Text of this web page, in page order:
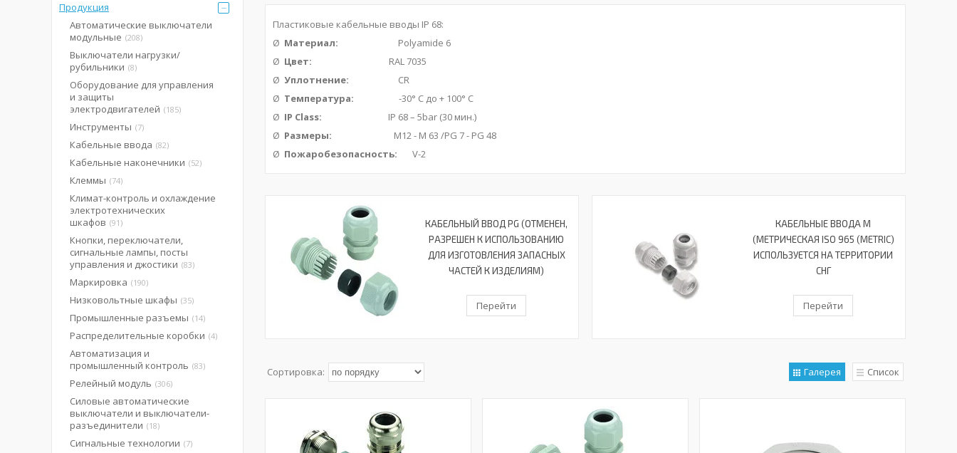
Пластиковые кабельные вводы IP 68:
Ø Материал:
Polyamide 6
Ø Цвет:
RAL 7035
Ø Уплотнение:
CR
Ø Температура:
-30° C до + 100° C
Ø IP Class:
IP 68 – 5bar (30 мин.)
Ø Размеры:
M12 - M 63 /PG 7 - PG 48
Ø Пожаробезопасность: V-2
КАБЕЛЬНЫЙ ВВОД PG (ОТМЕНЕН,
РАЗРЕШЕН К ИСПОЛЬЗОВАНИЮ
ДЛЯ ИЗГОТОВЛЕНИЯ ЗАПАСНЫХ
ЧАСТЕЙ К ИЗДЕЛИЯМ)
Перейти
КАБЕЛЬНЫЕ ВВОДА М
(МЕТРИЧЕСКАЯ ISO 965 (METRIC)
ИСПОЛЬЗУЕТСЯ НА ТЕРРИТОРИИ
СНГ
Перейти
Галерея Список
Продукция
Автоматические выключатели
модульные 208
Выключатели нагрузки/
рубильники 8
Оборудование для управления
и защиты
электродвигателей
185
Инструменты 7
Кабельные ввода 82
Кабельные наконечники 52
Клеммы 74
Климат-контроль и охлаждение
электротехнических
шкафов 91
Кнопки, переключатели,
сигнальные лампы, посты
управления и джостики 83
Маркировка 190
Низковольтные шкафы 35
Промышленные разъемы 14
Распределительные коробки 4
Автоматизация и
промышленный контроль 83
Релейный модуль 306
Силовые автоматические
выключатели и выключатели-
разъединители
18
Сигнальные технологии 7